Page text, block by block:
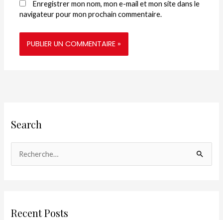
Enregistrer mon nom, mon e-mail et mon site dans le
navigateur pour mon prochain commentaire.
Search
e
Recent Posts